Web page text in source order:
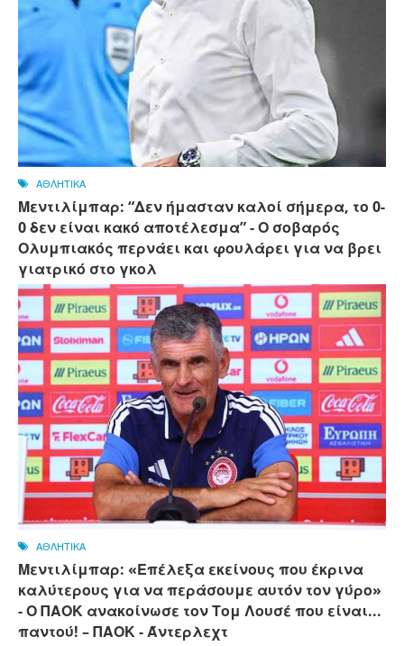
ΑΘΛΗΤΙΚΑ
Μεντιλίμπαρ: “Δεν ήμασταν καλοί σήμερα, το 0-
0 δεν είναι κακό αποτέλεσμα” - Ο σοβαρός
Ολυμπιακός περνάει και φουλάρει για να βρει
γιατρικό στο γκολ
ΑΘΛΗΤΙΚΑ
Μεντιλίμπαρ: «Επέλεξα εκείνους που έκρινα
καλύτερους για να περάσουμε αυτόν τον γύρο»
- Ο ΠΑΟΚ ανακοίνωσε τον Τομ Λουσέ που είναι...
παντού! – ΠΑΟΚ - Άντερλεχτ